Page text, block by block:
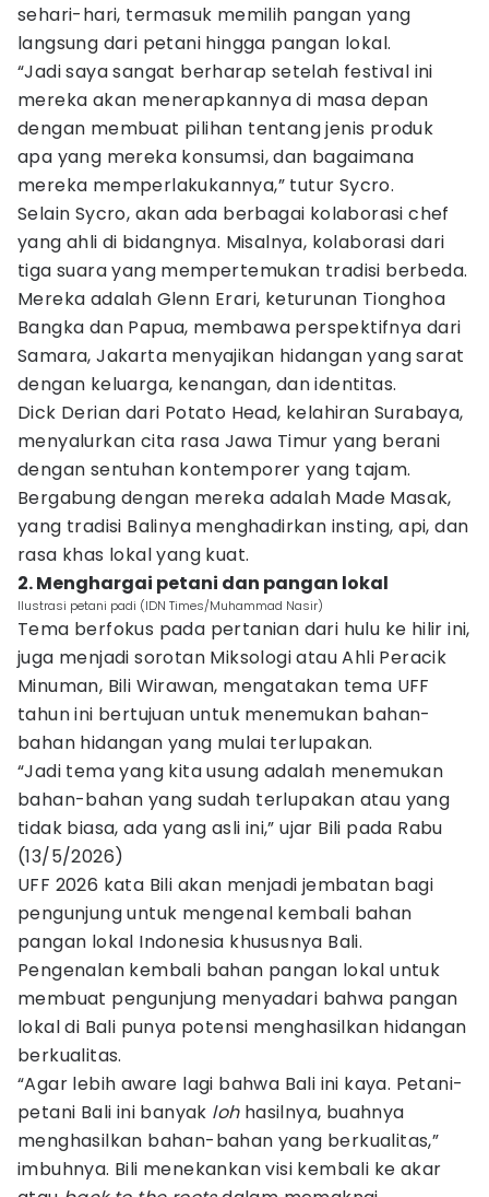
sehari-hari, termasuk memilih pangan yang
langsung dari petani hingga pangan lokal.
“Jadi saya sangat berharap setelah festival ini
mereka akan menerapkannya di masa depan
dengan membuat pilihan tentang jenis produk
apa yang mereka konsumsi, dan bagaimana
mereka memperlakukannya,” tutur Sycro.
Selain Sycro, akan ada berbagai kolaborasi chef
yang ahli di bidangnya. Misalnya, kolaborasi dari
tiga suara yang mempertemukan tradisi berbeda.
Mereka adalah Glenn Erari, keturunan Tionghoa
Bangka dan Papua, membawa perspektifnya dari
Samara, Jakarta menyajikan hidangan yang sarat
dengan keluarga, kenangan, dan identitas.
Dick Derian dari Potato Head, kelahiran Surabaya,
menyalurkan cita rasa Jawa Timur yang berani
dengan sentuhan kontemporer yang tajam.
Bergabung dengan mereka adalah Made Masak,
yang tradisi Balinya menghadirkan insting, api, dan
rasa khas lokal yang kuat.
2. Menghargai petani dan pangan lokal
Ilustrasi petani padi (IDN Times/Muhammad Nasir)
Tema berfokus pada pertanian dari hulu ke hilir ini,
juga menjadi sorotan Miksologi atau Ahli Peracik
Minuman, Bili Wirawan, mengatakan tema UFF
tahun ini bertujuan untuk menemukan bahan-
bahan hidangan yang mulai terlupakan.
“Jadi tema yang kita usung adalah menemukan
bahan-bahan yang sudah terlupakan atau yang
tidak biasa, ada yang asli ini,” ujar Bili pada Rabu
(13/5/2026)
UFF 2026 kata Bili akan menjadi jembatan bagi
pengunjung untuk mengenal kembali bahan
pangan lokal Indonesia khususnya Bali.
Pengenalan kembali bahan pangan lokal untuk
membuat pengunjung menyadari bahwa pangan
lokal di Bali punya potensi menghasilkan hidangan
berkualitas.
“Agar lebih aware lagi bahwa Bali ini kaya. Petani-
petani Bali ini banyak lohhasilnya, buahnya
menghasilkan bahan-bahan yang berkualitas,”
imbuhnya. Bili menekankan visi kembali ke akar